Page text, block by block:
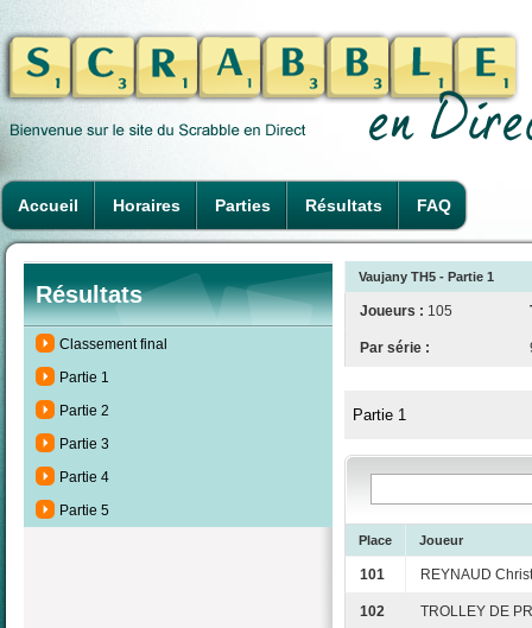
Accueil Horaires Parties Résultats FAQ
Résultats
Classement final
Partie 1
Partie 2
Partie 3
Partie 4
Partie 5
Vaujany TH5 - Partie 1
Joueurs : 105
Par série :
Partie 1
Place Joueur
101 REYNAUD
102 TROLLEY DE